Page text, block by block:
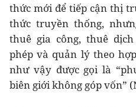
thức mới để tiếp cận thị
thức truyền thống,
thuê gia công, thuê
phép và quản lý theo
như vậy được gọi là
biên giới không góp vốn”